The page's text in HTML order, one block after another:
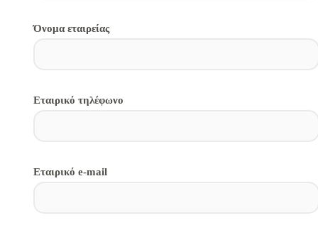
Όνομα εταιρείας
Εταιρικό τηλέφωνο
Εταιρικό e-mail